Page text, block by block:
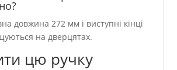
довжина 272 мм і виступні кінці
на дверцятах.
цю ручку